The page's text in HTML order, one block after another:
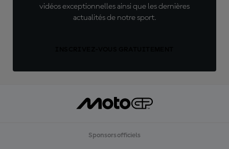
vidéos exceptionnelles ainsi que les dernières
actualités de notre sport.
Sponsors officiels